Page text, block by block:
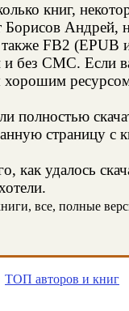
книг,
Борисов Андрей,
FB2 (EPUB
и без СМС. Если
хорошим
полностью
страницу с
как удалось
все, полные
ТОП авторов и книг